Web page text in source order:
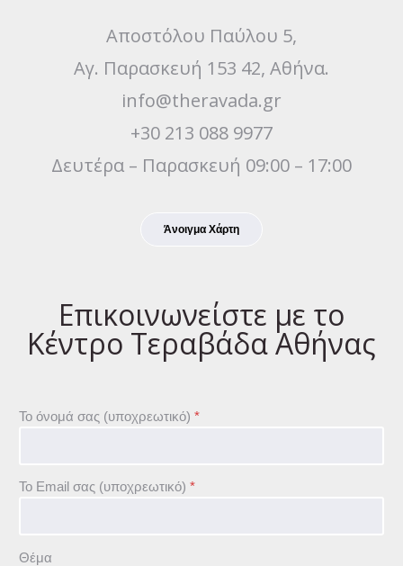
Αποστόλου Παύλου 5,
Αγ. Παρασκευή 153 42, Αθήνα.
info@theravada.gr
+30 213 088 9977
Δευτέρα – Παρασκευή 09:00 – 17:00
Άνοιγμα Χάρτη
Επικοινωνείστε με το
Κέντρο Τεραβάδα Αθήνας
Το όνομά σας (υποχρεωτικό) *
Το Email σας (υποχρεωτικό) *
Θέμα